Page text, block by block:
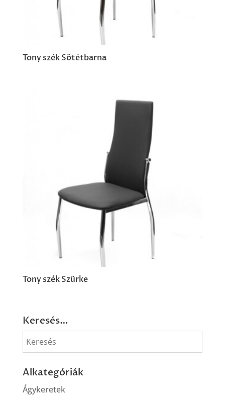
Tony szék Sötétbarna
Tony szék Szürke
Keresés…
Alkategóriák
Ágykeretek